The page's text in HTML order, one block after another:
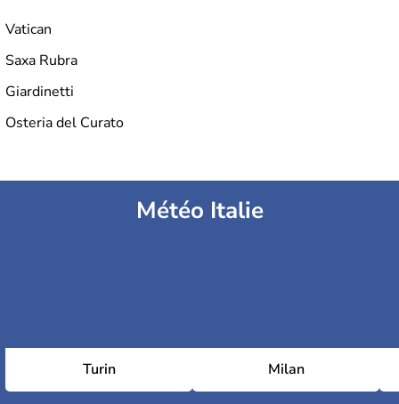
Vatican
Saxa Rubra
Giardinetti
Osteria del Curato
Météo Italie
Turin Milan